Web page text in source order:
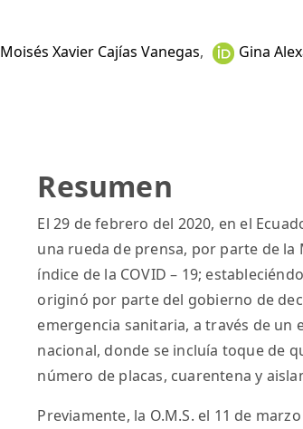
Moisés Xavier Cajías Vanegas, Gina
Resumen
El 29 de febrero del 2020, en el
una rueda de prensa, por parte de la
índice de la COVID – 19;
originó por parte del gobierno de
emergencia sanitaria, a través de
nacional, donde se incluía toque de
número de placas, cuarentena y
Previamente, la O.M.S. el 11 de